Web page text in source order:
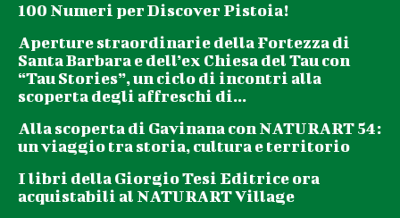
100 Numeri per Discover Pistoia!
Aperture straordinarie della Fortezza di
Santa Barbara e dell’ex Chiesa del Tau con
“Tau Stories”, un ciclo di incontri alla
scoperta degli affreschi di...
Alla scoperta di Gavinana con NATURART 54:
un viaggio tra storia, cultura e territorio
I libri della Giorgio Tesi Editrice ora
acquistabili al NATURART Village